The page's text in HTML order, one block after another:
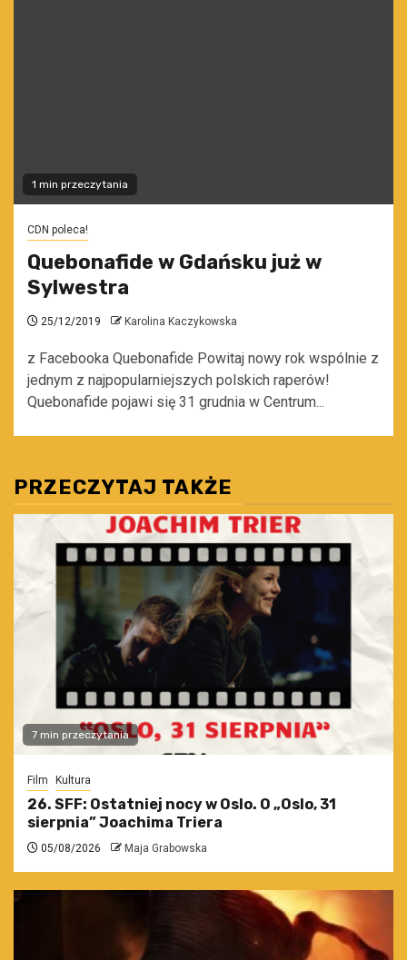
1 min przeczytania
CDN poleca!
Quebonafide w Gdańsku już w
Sylwestra
25/12/2019 Karolina Kaczykowska
z Facebooka Quebonafide Powitaj nowy rok wspólnie z
jednym z najpopularniejszych polskich raperów!
Quebonafide pojawi się 31 grudnia w Centrum...
PRZECZYTAJ TAKŻE
7 min przeczytania
Film Kultura
26. SFF: Ostatniej nocy w Oslo. O „Oslo, 31
sierpnia” Joachima Triera
05/08/2026 Maja Grabowska